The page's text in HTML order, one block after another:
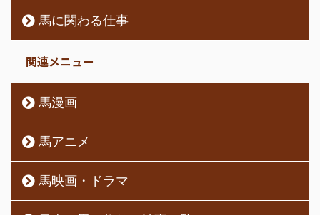
馬に関わる仕事
関連メニュー
馬漫画
馬アニメ
馬映画・ドラマ